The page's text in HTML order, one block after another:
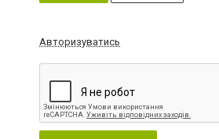
Авторизуватись